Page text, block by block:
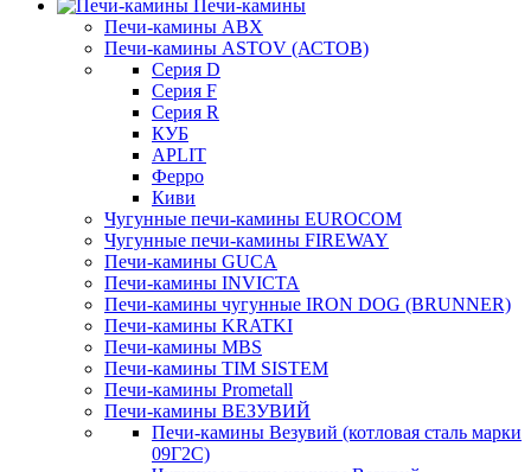
Печи-камины
Печи-камины ABX
Печи-камины ASTOV (АСТОВ)
Серия D
Серия F
Серия R
КУБ
APLIT
Ферро
Киви
Чугунные печи-камины EUROCOM
Чугунные печи-камины FIREWAY
Печи-камины GUCA
Печи-камины INVICTA
Печи-камины чугунные IRON DOG (BRUNNER)
Печи-камины KRATKI
Печи-камины MBS
Печи-камины TIM SISTEM
Печи-камины Prometall
Печи-камины ВЕЗУВИЙ
Печи-камины Везувий (котловая сталь марки
09Г2С)